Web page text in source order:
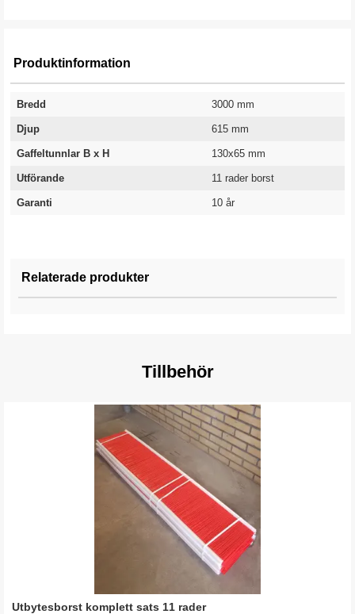
Produktinformation
Bredd 3000 mm
Djup 615 mm
Gaffeltunnlar B x H 130x65 mm
Utförande 11 rader borst
Garanti 10 år
Relaterade produkter
Tillbehör
Utbytesborst komplett sats 11 rader